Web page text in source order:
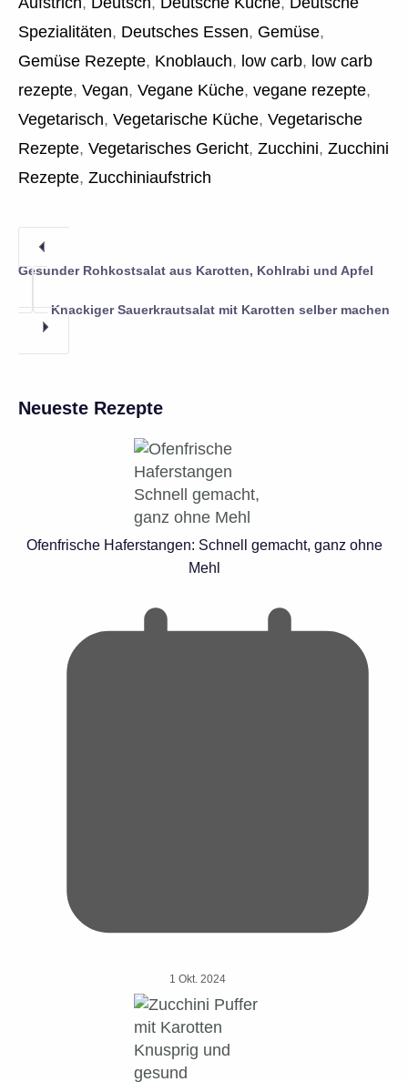
Spezialitäten, Deutsches Essen, Gemüse,
Gemüse Rezepte, Knoblauch, low carb, low carb
rezepte, Vegan, Vegane Küche, vegane rezepte,
Vegetarisch, Vegetarische Küche, Vegetarische
Rezepte, Vegetarisches Gericht, Zucchini, Zucchini
Rezepte, Zucchiniaufstrich
Gesunder Rohkostsalat aus Karotten, Kohlrabi und Apfel
Knackiger Sauerkrautsalat mit Karotten selber machen
Neueste Rezepte
Ofenfrische Haferstangen: Schnell gemacht, ganz ohne
Mehl
1 Okt. 2024